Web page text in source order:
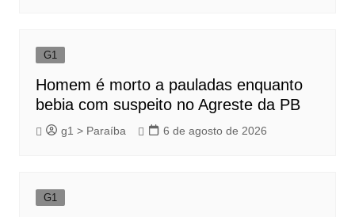
G1
Homem é morto a pauladas enquanto
bebia com suspeito no Agreste da PB
g1 > Paraíba 6 de agosto de 2026
G1